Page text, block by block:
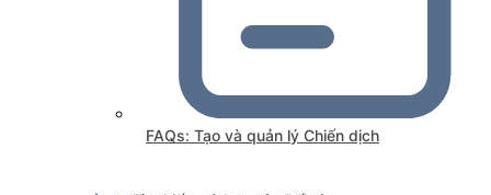
FAQs: Tạo và quản lý Chiến dịch